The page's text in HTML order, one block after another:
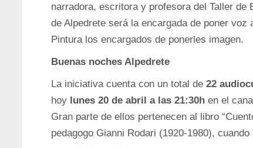
narradora, escritora y profesora del Taller
de Alpedrete será la encargada de poner
Pintura los encargados de ponerles imagen.
Buenas noches Alpedrete
La iniciativa cuenta con un total de 22
hoy lunes 20 de abril a las 21:30h en el
Gran parte de ellos pertenecen al libro
pedagogo Gianni Rodari (1920-1980),